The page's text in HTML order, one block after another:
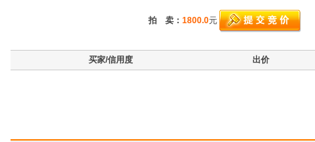
拍 卖： 1800.0元
买家/信用度 出价